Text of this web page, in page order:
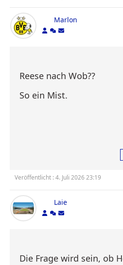
Marlon
Reese nach Wob??
So ein Mist.
Veröffentlicht : 4. Juli 2026 23:19
Laie
Die Frage wird sein, ob